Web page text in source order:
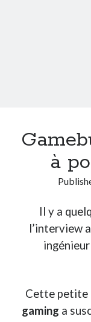
à
Il y a
l’interview
Cette petite
gaming a